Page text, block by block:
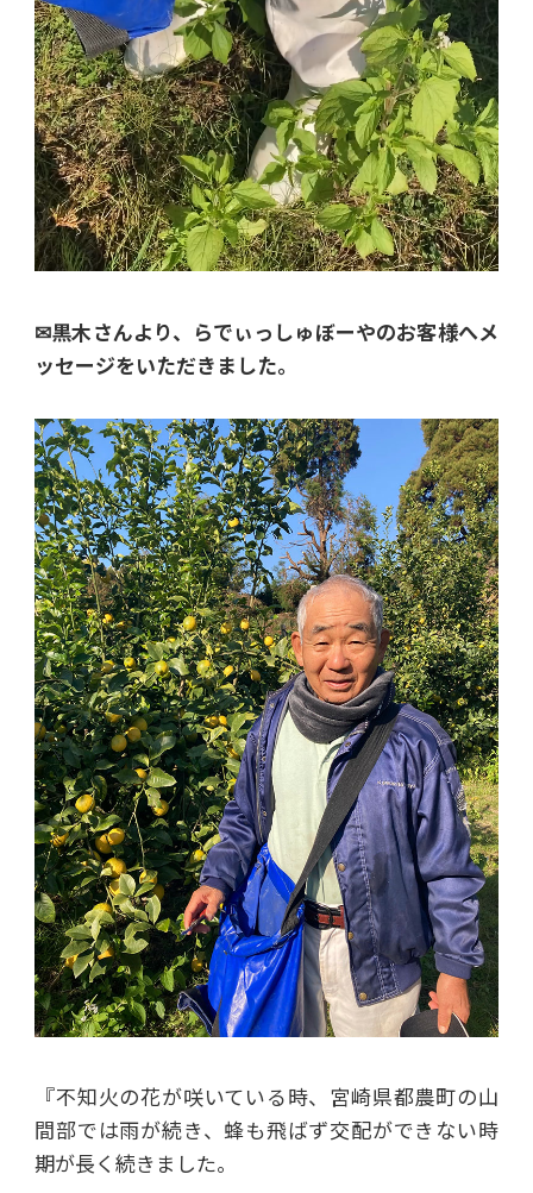
✉黒木さんより、らでぃっしゅぼーやのお客様へメ
ッセージをいただきました。
『不知火の花が咲いている時、宮崎県都農町の山
間部では雨が続き、蜂も飛ばず交配ができない時
期が長く続きました。